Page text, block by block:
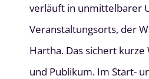
verläuft in unmittelbarer
Veranstaltungsorts, der
Hartha. Das sichert
und Publikum. Im Start-